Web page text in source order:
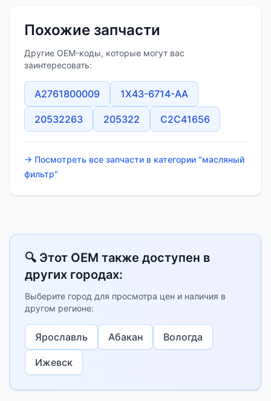
Похожие запчасти
Другие OEM-коды, которые могут вас
заинтересовать:
A2761800009 1X43-6714-AA
20532263 205322 C2C41656
→ Посмотреть все запчасти в категории "масляный
фильтр"
🔍 Этот OEM также доступен в
других городах:
Выберите город для просмотра цен и наличия в
другом регионе:
Ярославль Абакан Вологда
Ижевск